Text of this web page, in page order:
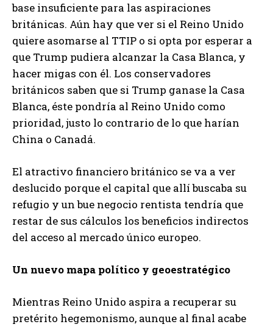
base insuficiente para las aspiraciones
británicas. Aún hay que ver si el Reino Unido
quiere asomarse al TTIP o si opta por esperar a
que Trump pudiera alcanzar la Casa Blanca, y
hacer migas con él. Los conservadores
británicos saben que si Trump ganase la Casa
Blanca, éste pondría al Reino Unido como
prioridad, justo lo contrario de lo que harían
China o Canadá.
El atractivo financiero británico se va a ver
deslucido porque el capital que allí buscaba su
refugio y un bue negocio rentista tendría que
restar de sus cálculos los beneficios indirectos
del acceso al mercado único europeo.
Un nuevo mapa político y geoestratégico
Mientras Reino Unido aspira a recuperar su
pretérito hegemonismo, aunque al final acabe